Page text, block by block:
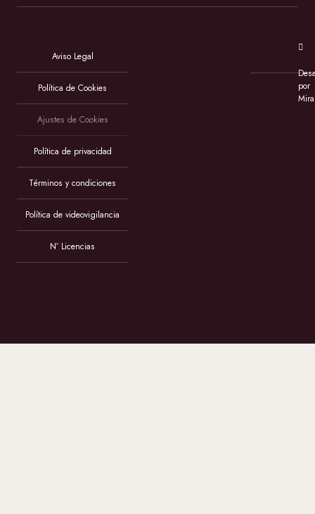
Aviso Legal
Política de Cookies
Ajustes de Cookies
Política de privacidad
Términos y condiciones
Política de videovigilancia
Nº Licencias
por